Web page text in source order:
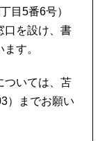
目5番6号）
口を設け、書
す。
ついては、苫
）までお願い